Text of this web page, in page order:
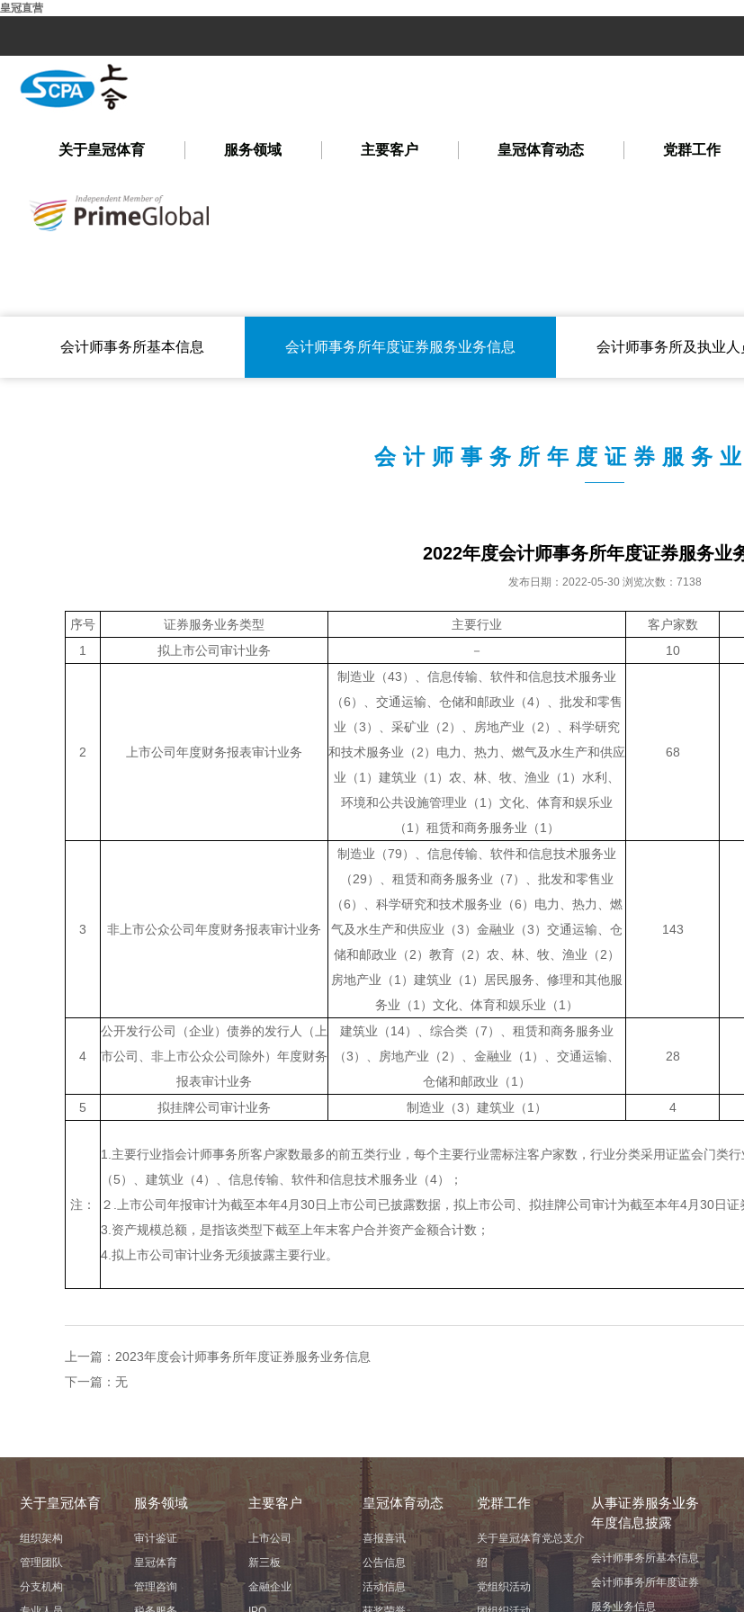
皇冠直营
关于皇冠体育 服务领域 主要客户 皇冠体育动态 党群工作
会计师事务所基本信息 会计师事务所年度证券服务业务信息 会计师事务所及执业
会计师事务所年度证券服务
2022年度会计师事务所年度证券服务业
发布日期：2022-05-30 浏览次数：7138
序号 证券服务业务类型 主要行业 客户家数
1
拟上市公司审计业务 － 10
2 上市公司年度财务报表审计业务
制造业（43）、信息传输、软件和信息技术服务业
（6）、交通运输、仓储和邮政业（4）、批发和零售
业（3）、采矿业（2）、房地产业（2）、科学研究
和技术服务业（2）电力、热力、燃气及水生产和供应
业（1）建筑业（1）农、林、牧、渔业（1）水利、
环境和公共设施管理业（1）文化、体育和娱乐业
（1）租赁和商务服务业（1）
68
3 非上市公众公司年度财务报表审计业务
制造业（79）、信息传输、软件和信息技术服务业
（29）、租赁和商务服务业（7）、批发和零售业
（6）、科学研究和技术服务业（6）电力、热力、燃
气及水生产和供应业（3）金融业（3）交通运输、仓
储和邮政业（2）教育（2）农、林、牧、渔业（2）
房地产业（1）建筑业（1）居民服务、修理和其他服
务业（1）文化、体育和娱乐业（1）
143
4
公开发行公司（企业）债券的发行人（上
市公司、非上市公众公司除外）年度财务
报表审计业务
建筑业（14）、综合类（7）、租赁和商务服务业
（3）、房地产业（2）、金融业（1）、交通运输、
仓储和邮政业（1）
28
5 拟挂牌公司审计业务 制造业（3）建筑业（1） 4
注：
1.主要行业指会计师事务所客户家数最多的前五类行业，每个主要行业需标注客户家数，行业分类采用证监会门类
（5）、建筑业（4）、信息传输、软件和信息技术服务业（4）；
２.上市公司年报审计为截至本年4月30日上市公司已披露数据，拟上市公司、拟挂牌公司审计为截至本年4月30日证
3.资产规模总额，是指该类型下截至上年末客户合并资产金额合计数；
4.拟上市公司审计业务无须披露主要行业。
上一篇： 2023年度会计师事务所年度证券服务业务信息
下一篇：无
关于皇冠体育
组织架构
管理团队
分支机构
服务领域
审计鉴证
皇冠体育
管理咨询
主要客户
上市公司
新三板
金融企业
皇冠体育动态
喜报喜讯
公告信息
活动信息
党群工作
关于皇冠体育党总支介
绍
党组织活动
从事证券服务业务
年度信息披露
会计师事务所基本信息
会计师事务所年度证券
服务业务信息